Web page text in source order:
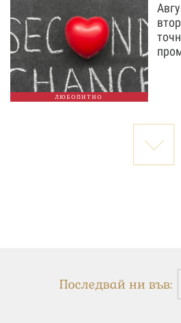
ЛЮБОПИТНО
Последвай ни във: